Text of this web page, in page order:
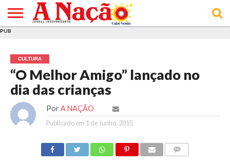
E DE
COOKIES
DE
UTILIZAÇÃO
PUB
CULTURA
“O Melhor Amigo” lançado no
dia das crianças
Por A NAÇÃO
Publicado em 1 de Junho, 2015